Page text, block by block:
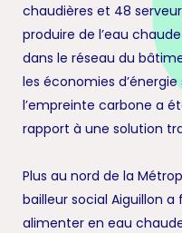
chaudières et 48
produire de l’eau
dans le réseau du
les économies
l’empreinte carbone a
rapport à une solution
Plus au nord de la
bailleur social Aiguillon
alimenter en eau